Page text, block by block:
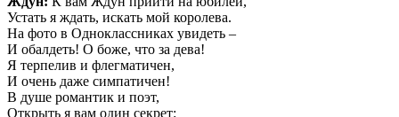
Устать я ждать, искать мой королева.
На фото в Одноклассниках увидеть –
И обалдеть! О боже, что за дева!
Я терпелив и флегматичен,
И очень даже симпатичен!
В душе романтик и поэт,
Открыть я вам один секрет: